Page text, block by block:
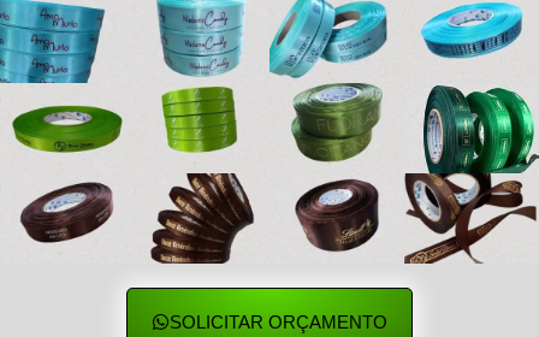
SOLICITAR ORÇAMENTO